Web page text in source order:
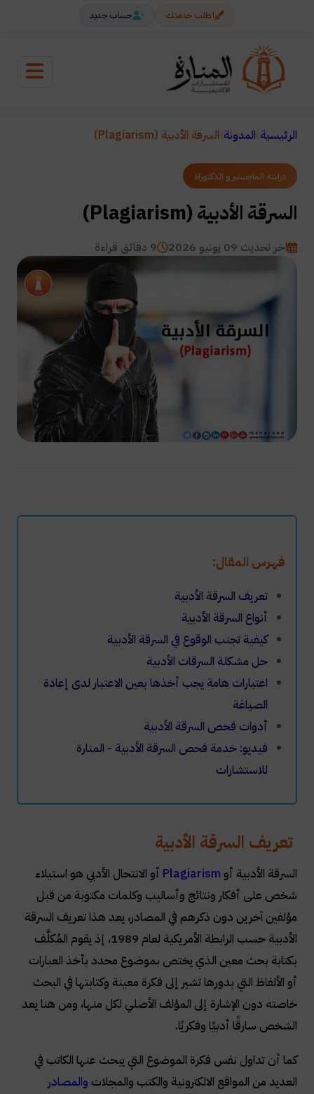
اطلب خدمتك حساب جديد
الرئيسية المدونة السرقة الأدبية (Plagiarism)
دراسة الماجستير و الدكتوراة
السرقة الأدبية (Plagiarism)
اخر تحديث 09 يونيو 2026 9 دقائق قراءة
فهرس المقال:
تعريف السرقة الأدبية
أنواع السرقة الأدبية
كيفية تجنب الوقوع في السرقة الأدبية
​حل مشكلة السرقات الأدبية
اعتبارات هامة يجب أخذها بعين الاعتبار لدى إعادة
الصياغة
أدوات فحص السرقة الأدبية
فيديو: خدمة فحص السرقة الأدبية - المنارة
للاستشارات
تعريف السرقة الأدبية
السرقة الأدبية أو Plagiarism أو الانتحال الأدبي هو استيلاء
شخص على أفكار ونتائج وأساليب وكلمات مكتوبة من قبل
مؤلفين آخرين دون ذكرهم في المصادر، يعد هذا تعريف السرقة
الأدبية حسب الرابطة الأمريكية لعام 1989، إذ يقوم المُكلَّف
بكتابة بحث معين الذي يختص بموضوع محدد بأخذ العبارات
أو الألفاظ التي بدورها تشير إلى فكرة معينة وكتابتها في البحث
خاصته دون الإشارة إلى المؤلف الأصلي لكل منها، ومن هنا يعد
الشخص سارقًا أدبيًا وفكريًا.
كما أن تداول نفس فكرة الموضوع التي يبحث عنها الكاتب في
العديد من المواقع الالكترونية والكتب والمجلات والمصادر